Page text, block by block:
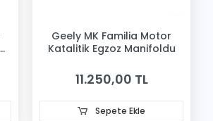
Geely MK Familia Motor
Katalitik Egzoz Manifoldu
11.250,00 TL
Sepete Ekle